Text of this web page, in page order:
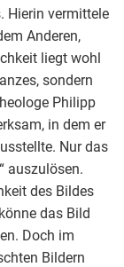
Hierin vermittele
Anderen,
liegt wohl
sondern
Philipp
in dem er
Nur das
auszulösen.
des Bildes
das Bild
Doch im
Bildern